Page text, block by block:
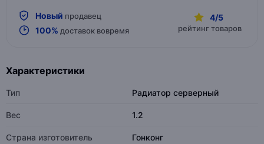
Новый продавец
100% доставок вовремя
4/5
рейтинг товаров
Характеристики
Тип Радиатор серверный
Вес 1.2
Страна изготовитель Гонконг